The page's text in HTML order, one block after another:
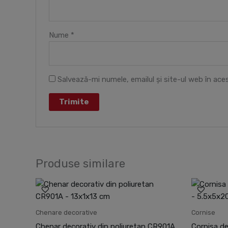
Nume *
Salvează-mi numele, emailul și site-ul web în
Produse similare
Chenare decorative Cornise
a